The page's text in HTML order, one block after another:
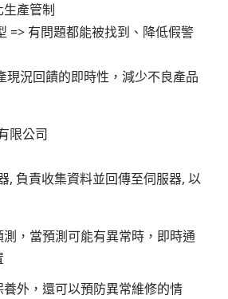
產管制
=> 有問題都能被找到、降低假警
現況回饋的即時性，減少不良產品
限公司
, 負責收集資料並回傳至伺服器, 以
，當預測可能有異常時，即時通
外，還可以預防異常維修的情